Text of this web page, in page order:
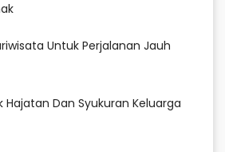
Untuk Perjalanan Jauh
Hajatan Dan Syukuran Keluarga